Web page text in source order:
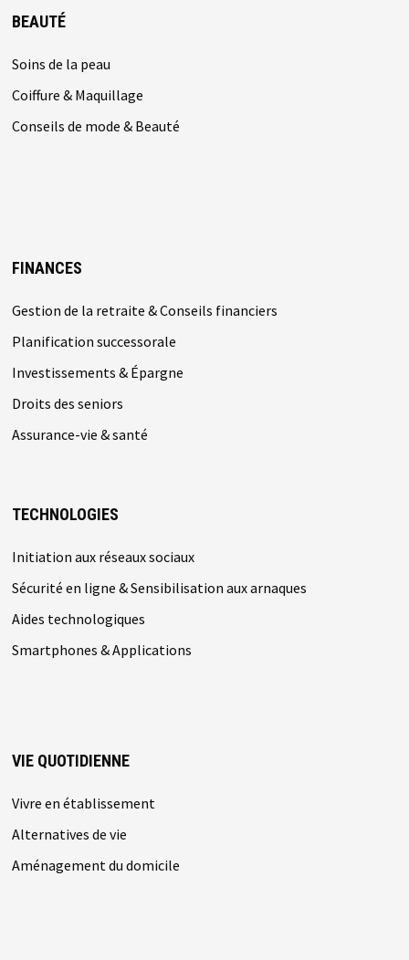
BEAUTÉ
Soins de la peau
Coiffure & Maquillage
Conseils de mode & Beauté
FINANCES
Gestion de la retraite & Conseils financiers
Planification successorale
Investissements & Épargne
Droits des seniors
Assurance-vie & santé
TECHNOLOGIES
Initiation aux réseaux sociaux
Sécurité en ligne & Sensibilisation aux arnaques
Aides technologiques
Smartphones & Applications
VIE QUOTIDIENNE
Vivre en établissement
Alternatives de vie
Aménagement du domicile